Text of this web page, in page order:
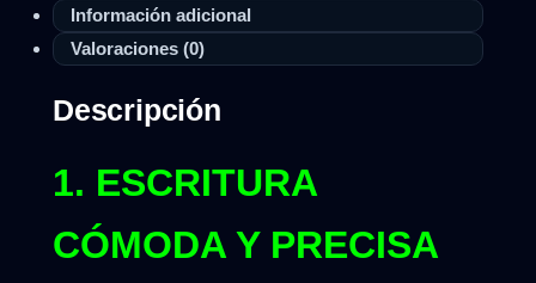
Información adicional
Valoraciones (0)
Descripción
1. ESCRITURA
CÓMODA Y PRECISA